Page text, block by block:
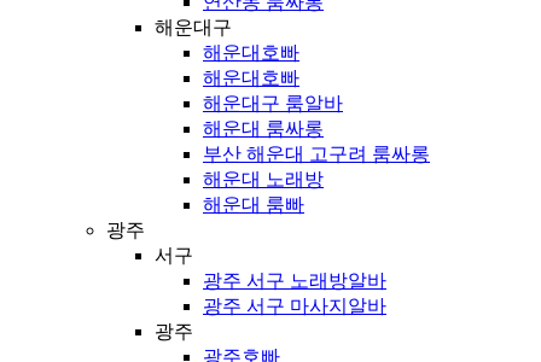
해운대구
해운대호빠
해운대호빠
해운대구 룸알바
해운대 룸싸롱
부산 해운대 고구려 룸싸롱
해운대 노래방
해운대 룸빠
광주
서구
광주 서구 노래방알바
광주 서구 마사지알바
광주
광주호빠